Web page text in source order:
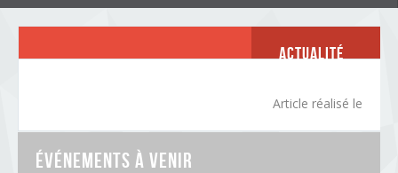
Actualité
Article réalisé le
Événements à venir